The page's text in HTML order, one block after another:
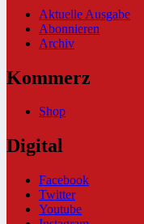
Aktuelle Ausgabe
Abonnieren
Archiv
Kommerz
Shop
Digital
Facebook
Twitter
Youtube